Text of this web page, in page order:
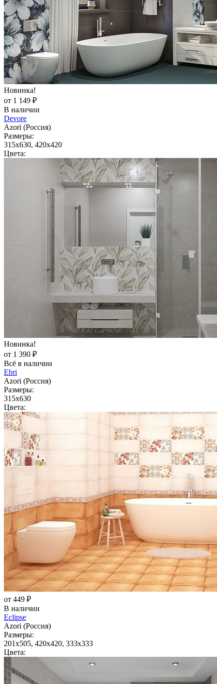
Новинка!
от 1 149 ₽
В наличии
Devore
Azori (Россия)
Размеры:
315x630, 420x420
Цвета:
Новинка!
от 1 390 ₽
Всё в наличии
Ebri
Azori (Россия)
Размеры:
315x630
Цвета:
от 449 ₽
В наличии
Eclipse
Azori (Россия)
Размеры:
201x505, 420x420, 333x333
Цвета: